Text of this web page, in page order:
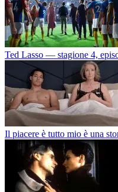
Ted Lasso — stagione 4,
Il piacere è tutto mio è una